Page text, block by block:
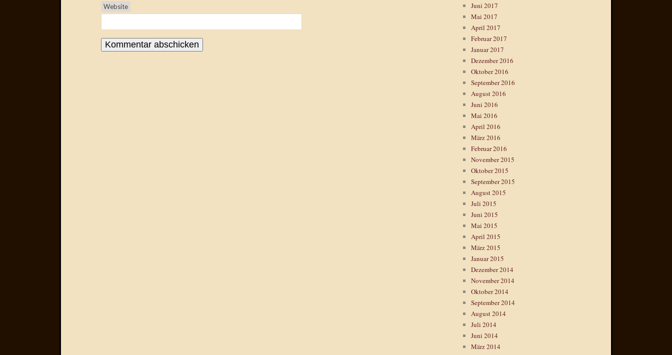
Website
Juni 2017
Mai 2017
April 2017
Februar 2017
Januar 2017
Dezember 2016
Oktober 2016
September 2016
August 2016
Juni 2016
Mai 2016
April 2016
März 2016
Februar 2016
November 2015
Oktober 2015
September 2015
August 2015
Juli 2015
Juni 2015
Mai 2015
April 2015
März 2015
Januar 2015
Dezember 2014
November 2014
Oktober 2014
September 2014
August 2014
Juli 2014
Juni 2014
März 2014